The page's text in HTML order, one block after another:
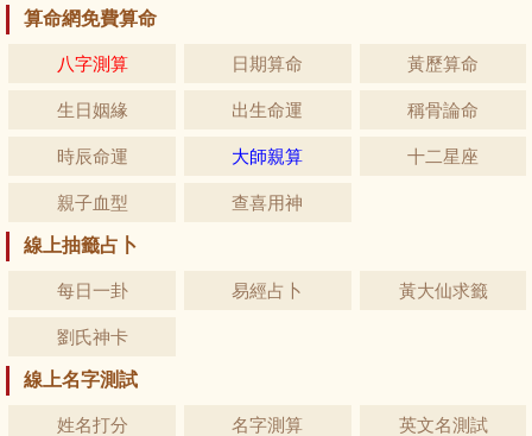
算命網免費算命
八字測算 日期算命 黃歷算命
生日姻緣 出生命運 稱骨論命
時辰命運 大師親算 十二星座
親子血型 查喜用神
線上抽籤占卜
每日一卦 易經占卜 黃大仙求籤
劉氏神卡
線上名字測試
姓名打分 名字測算 英文名測試